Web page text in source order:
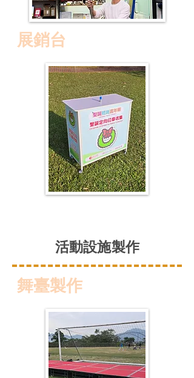
展銷台
活動設施製作
舞臺製作